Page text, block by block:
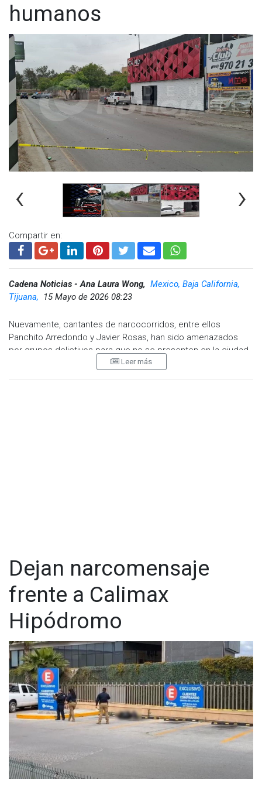
humanos
‹ ›
Compartir en:
Cadena Noticias - Ana Laura Wong, Mexico, Baja California,
Tijuana,
15 Mayo de 2026 08:23
Nuevamente, cantantes de narcocorridos, entre ellos
Panchito Arredondo y Javier Rosas, han sido amenazados
por grupos delictivos para que no se presenten en la ciudad
de Tijuana. Esta mañana se registraron dos incidentes en los
El primer hallazgo ocurrió al exterior del centro nocturno
Cavally, en el bulevar Cuauhtémoc Norte y la calle Javier
Goitia, en la Zona Río. En ese mismo sitio se presentaría el
cantante durante la noche.
Leer más
Dejan narcomensaje
frente a Calimax
Hipódromo